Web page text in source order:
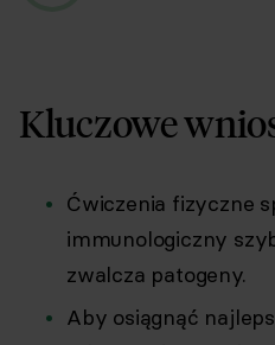
Kluczowe
Ćwiczenia fizyczne
immunologiczny
zwalcza patogeny.
Aby osiągnąć